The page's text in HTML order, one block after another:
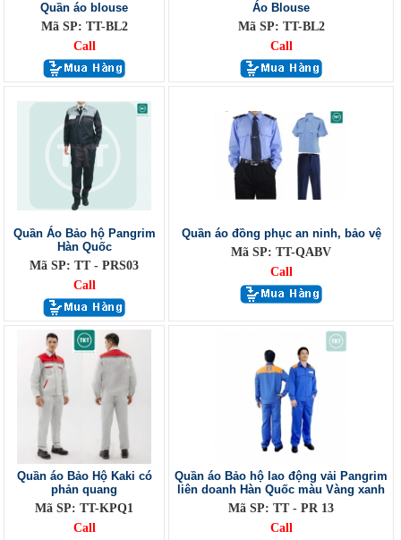
Quần áo blouse
Mã SP: TT-BL2
Call
Áo Blouse
Mã SP: TT-BL2
Call
Quần Áo Bảo hộ Pangrim
Hàn Quốc
Mã SP: TT - PRS03
Call
Quần áo đồng phục an ninh, bảo vệ
Mã SP: TT-QABV
Call
Quần áo Bảo Hộ Kaki có
phản quang
Mã SP: TT-KPQ1
Call
Quần áo Bảo hộ lao động vải Pangrim
liên doanh Hàn Quốc màu Vàng xanh
Mã SP: TT - PR 13
Call